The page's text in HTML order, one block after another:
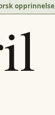
opprinnelse